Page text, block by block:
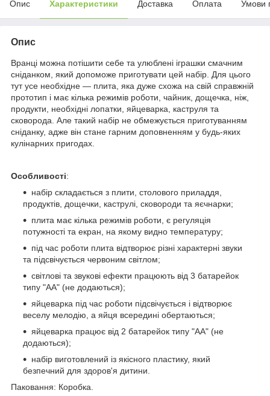
Опис Характеристики Доставка Оплата Умови
Опис
Вранці можна потішити себе та улюблені іграшки смачним
сніданком, який допоможе приготувати цей набір. Для цього
тут усе необхідне — плита, яка дуже схожа на свій справжній
прототип і має кілька режимів роботи, чайник, дощечка, ніж,
продукти, необхідні лопатки, яйцеварка, каструля та
сковорода. Але такий набір не обмежується приготуванням
сніданку, адже він стане гарним доповненням у будь-яких
кулінарних пригодах.
Особливості:
набір складається з плити, столового приладдя,
продуктів, дощечки, каструлі, сковороди та яєчнарки;
плита має кілька режимів роботи, є регуляція
потужності та екран, на якому видно температуру;
під час роботи плита відтворює різні характерні звуки
та підсвічується червоним світлом;
світлові та звукові ефекти працюють від 3 батарейок
типу "АА" (не додаються);
яйцеварка під час роботи підсвічується і відтворює
веселу мелодію, а яйця всередині обертаються;
яйцеварка працює від 2 батарейок типу "АА" (не
додаються);
набір виготовлений із якісного пластику, який
безпечний для здоров'я дитини.
Паковання: Коробка.